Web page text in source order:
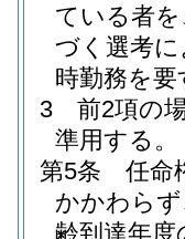
ている者
づく選考
時勤務を
3
前2項の
準用する。
第5条
任命
かかわら
齢到達年